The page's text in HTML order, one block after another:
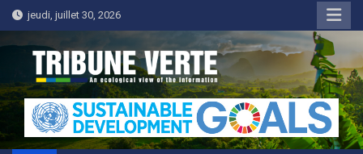
Skip
to
content
jeudi, juillet 30, 2026
Tribune Verte
Un regard écologique de l'information